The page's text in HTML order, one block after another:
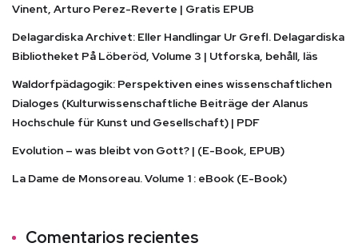
Vinent, Arturo Perez-Reverte | Gratis EPUB
Delagardiska Archivet: Eller Handlingar Ur Grefl. Delagardiska
Bibliotheket På Löberöd, Volume 3 | Utforska, behåll, läs
Waldorfpädagogik: Perspektiven eines wissenschaftlichen
Dialoges (Kulturwissenschaftliche Beiträge der Alanus
Hochschule für Kunst und Gesellschaft) | PDF
Evolution – was bleibt von Gott? | (E-Book, EPUB)
La Dame de Monsoreau. Volume 1 : eBook (E-Book)
Comentarios recientes